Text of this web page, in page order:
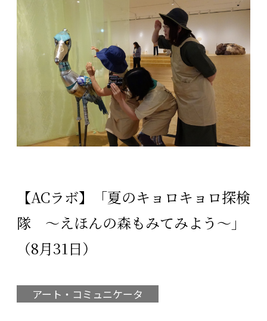
【ACラボ】「夏のキョロキョロ探検
隊 〜えほんの森もみてみよう〜」
（8月31日）
アート・コミュニケータ